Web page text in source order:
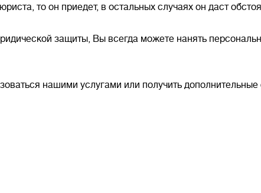
то он приедет, в остальных случаях он даст
защиты, Вы всегда можете нанять
нашими услугами или получить